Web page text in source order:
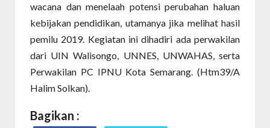
wacana dan menelaah potensi perubahan haluan
kebijakan pendidikan, utamanya jika melihat hasil
pemilu 2019. Kegiatan ini dihadiri ada perwakilan
dari UIN Walisongo, UNNES, UNWAHAS, serta
Perwakilan PC IPNU Kota Semarang. (Htm39/A
Halim Solkan).
Bagikan :